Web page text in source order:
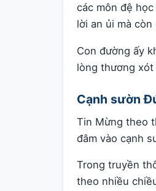
các môn đệ
lời an ủi mà
Con đường ấy
lòng thương
Cạnh sườn
Tin Mừng theo
đâm vào cạnh
Trong truyền
theo nhiều